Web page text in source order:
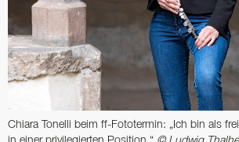
Chiara Tonelli beim ff-Fototermin: „Ich bin als